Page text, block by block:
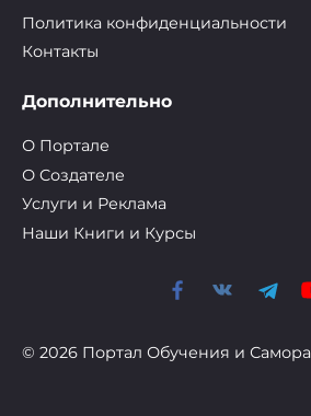
Политика конфиденциальности
Контакты
Дополнительно
О Портале
О Cоздателе
Услуги и Реклама
Наши Книги и Курсы
© 2026 Портал Обучения и